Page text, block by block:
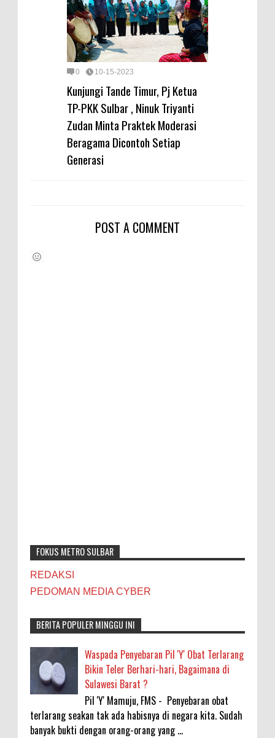
0 10-15-2023
Kunjungi Tande Timur, Pj Ketua
TP-PKK Sulbar , Ninuk Triyanti
Zudan Minta Praktek Moderasi
Beragama Dicontoh Setiap
Generasi
POST A COMMENT
FOKUS METRO SULBAR
REDAKSI
PEDOMAN MEDIA CYBER
BERITA POPULER MINGGU INI
Waspada Penyebaran Pil 'Y' Obat Terlarang
Bikin Teler Berhari-hari, Bagaimana di
Sulawesi Barat ?
Pil 'Y' Mamuju, FMS - Penyebaran obat
terlarang seakan tak ada habisnya di negara kita. Sudah
banyak bukti dengan orang-orang yang ...